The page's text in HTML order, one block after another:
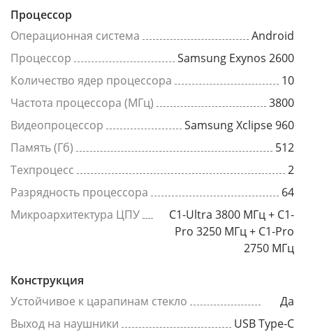
Процессор
Операционная система
Android
Процессор
Samsung Exynos 2600
Количество ядер процессора
10
Частота процессора (МГц)
3800
Видеопроцессор
Samsung Xclipse 960
Память (Гб)
512
Техпроцесс
2
Разрядность процессора
64
Микроархитектура ЦПУ
C1-Ultra 3800 МГц + C1-
Pro 3250 МГц + C1-Pro
2750 МГц
Конструкция
Устойчивое к царапинам стекло
Да
Выход на наушники
USB Type-C